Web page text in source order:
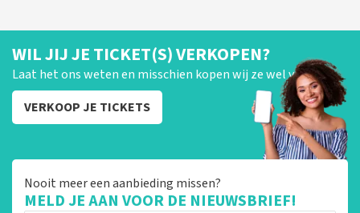
WIL JIJ JE TICKET(S) VERKOPEN?
Laat het ons weten en misschien kopen wij ze wel van je!
VERKOOP JE TICKETS
Nooit meer een aanbieding missen?
MELD JE AAN VOOR DE NIEUWSBRIEF!